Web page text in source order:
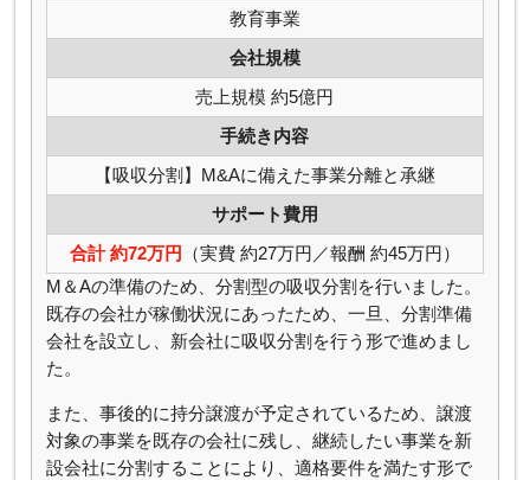
教育事業
会社規模
売上規模 約5億円
手続き内容
【吸収分割】M&Aに備えた事業分離と承継
サポート費用
合計 約72万円 （実費 約27万円／報酬 約45万円）
M＆Aの準備のため、分割型の吸収分割を行いました。
既存の会社が稼働状況にあったため、一旦、分割準備
会社を設立し、新会社に吸収分割を行う形で進めまし
た。
また、事後的に持分譲渡が予定されているため、譲渡
対象の事業を既存の会社に残し、継続したい事業を新
設会社に分割することにより、適格要件を満たす形で